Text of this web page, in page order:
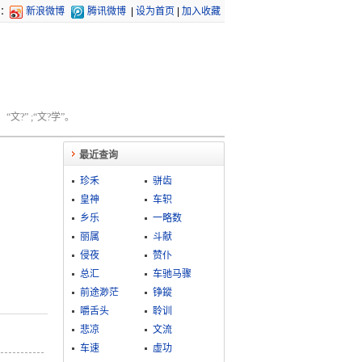
新浪微博 腾讯微博 设为首页 加入收藏
?” ;“文?学”。
最近查询
珍禾
骈齿
皇神
车轵
乡乐
一略数
丽属
斗献
侵夜
赞仆
总汇
车驰马骤
前途渺茫
铮鏦
嚼舌头
聆训
悲凉
文流
车速
虚功